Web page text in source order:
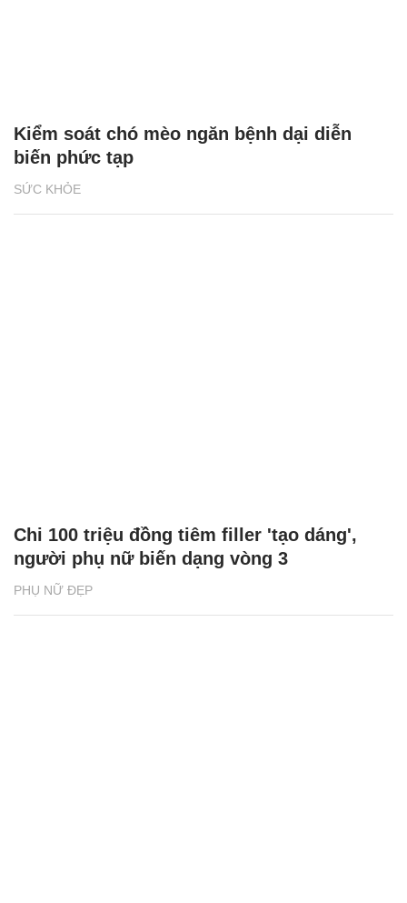
SỨC KHỎE
Kiểm soát chó mèo ngăn bệnh dại diễn
biến phức tạp
PHỤ NỮ ĐẸP
Chi 100 triệu đồng tiêm filler 'tạo dáng',
người phụ nữ biến dạng vòng 3